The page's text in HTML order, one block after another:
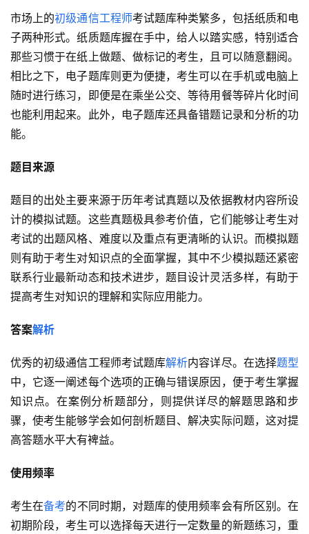
市场上的初级通信工程师考试题库种类繁多，包括纸质和电
子两种形式。纸质题库握在手中，给人以踏实感，特别适合
那些习惯于在纸上做题、做标记的考生，且可以随意翻阅。
相比之下，电子题库则更为便捷，考生可以在手机或电脑上
随时进行练习，即便是在乘坐公交、等待用餐等碎片化时间
也能利用起来。此外，电子题库还具备错题记录和分析的功
能。
题目来源
题目的出处主要来源于历年考试真题以及依据教材内容所设
计的模拟试题。这些真题极具参考价值，它们能够让考生对
考试的出题风格、难度以及重点有更清晰的认识。而模拟题
则有助于考生对知识点的全面掌握，其中不少模拟题还紧密
联系行业最新动态和技术进步，题目设计灵活多样，有助于
提高考生对知识的理解和实际应用能力。
答案解析
优秀的初级通信工程师考试题库解析内容详尽。在选择题型
中，它逐一阐述每个选项的正确与错误原因，便于考生掌握
知识点。在案例分析题部分，则提供详尽的解题思路和步
骤，使考生能够学会如何剖析题目、解决实际问题，这对提
高答题水平大有裨益。
使用频率
考生在备考的不同时期，对题库的使用频率会有所区别。在
初期阶段，考生可以选择每天进行一定数量的新题练习，重